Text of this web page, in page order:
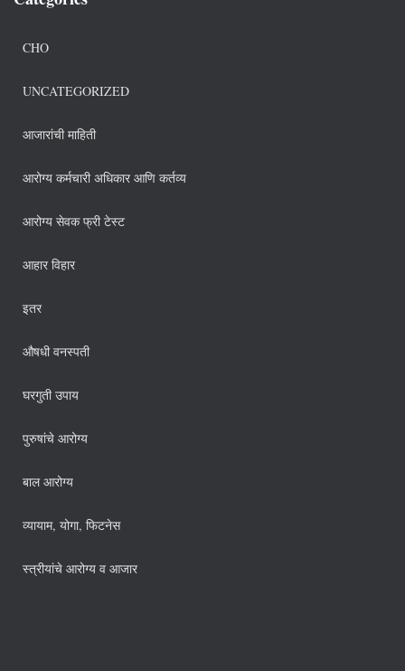
CHO
UNCATEGORIZED
आजारांची माहिती
आरोग्य कर्मचारी अधिकार आणि कर्तव्य
आरोग्य सेवक फ्री टेस्ट
आहार विहार
इतर
औषधी वनस्पती
घरगुती उपाय
पुरुषांचे आरोग्य
बाल आरोग्य
व्यायाम, योगा, फिटनेस
स्त्रीयांचे आरोग्य व आजार